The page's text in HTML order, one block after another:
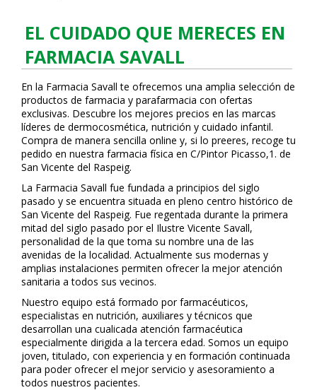
EL CUIDADO QUE MERECES EN
FARMACIA SAVALL
En la Farmacia Savall te ofrecemos una amplia selección de
productos de farmacia y parafarmacia con ofertas
exclusivas. Descubre los mejores precios en las marcas
líderes de dermocosmética, nutrición y cuidado infantil.
Compra de manera sencilla online y, si lo prefieres, recoge tu
pedido en nuestra farmacia física en C/Pintor Picasso,1. de
San Vicente del Raspeig.
La Farmacia Savall fue fundada a principios del siglo
pasado y se encuentra situada en pleno centro histórico de
San Vicente del Raspeig. Fue regentada durante la primera
mitad del siglo pasado por el Ilustre Vicente Savall,
personalidad de la que toma su nombre una de las
avenidas de la localidad. Actualmente sus modernas y
amplias instalaciones permiten ofrecer la mejor atención
sanitaria a todos sus vecinos.
Nuestro equipo está formado por farmacéuticos,
especialistas en nutrición, auxiliares y técnicos que
desarrollan una cualificada atención farmacéutica
especialmente dirigida a la tercera edad. Somos un equipo
joven, titulado, con experiencia y en formación continuada
para poder ofrecer el mejor servicio y asesoramiento a
todos nuestros pacientes.